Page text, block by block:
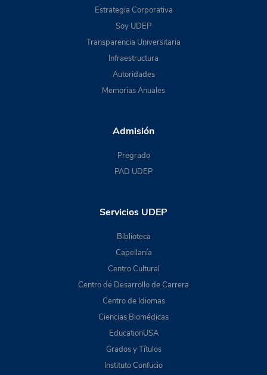
Estrategia Corporativa
Soy UDEP
Transparencia Universitaria
Infraestructura
Autoridades
Memorias Anuales
Admisión
Pregrado
PAD UDEP
Servicios UDEP
Biblioteca
Capellanía
Centro Cultural
Centro de Desarrollo de Carrera
Centro de Idiomas
Ciencias Biomédicas
EducationUSA
Grados y Títulos
Instituto Confucio